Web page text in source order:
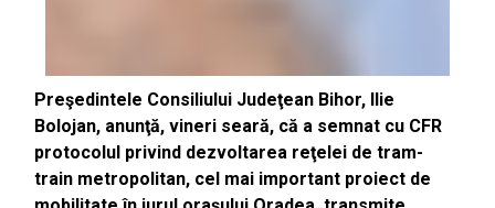
Preşedintele Consiliului Judeţean Bihor, Ilie
Bolojan, anunţă, vineri seară, că a semnat cu CFR
protocolul privind dezvoltarea reţelei de tram-
train metropolitan, cel mai important proiect de